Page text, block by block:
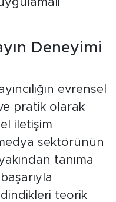
Deneyimi
evrensel
pratik olarak
iletişim
sektörünün
tanıma
teorik